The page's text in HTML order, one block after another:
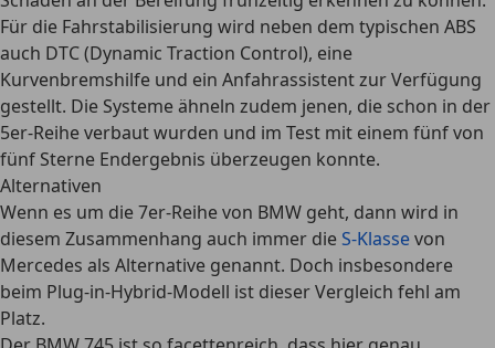
Für die Fahrstabilisierung wird neben dem typischen ABS
auch DTC (Dynamic Traction Control), eine
Kurvenbremshilfe und ein Anfahrassistentzur Verfügung
gestellt. Die Systeme ähneln zudem jenen, die schon in der
5er-Reihe verbaut wurden und im Test mit einem fünf von
fünf Sterne Endergebnis überzeugen konnte.
Alternativen
Wenn es um die 7er-Reihe von BMW geht, dann wird in
diesem Zusammenhang auch immer dieS-Klassevon
Mercedes als Alternative genannt. Doch insbesondere
beim Plug-in-Hybrid-Modell ist dieser Vergleich fehl am
Platz.